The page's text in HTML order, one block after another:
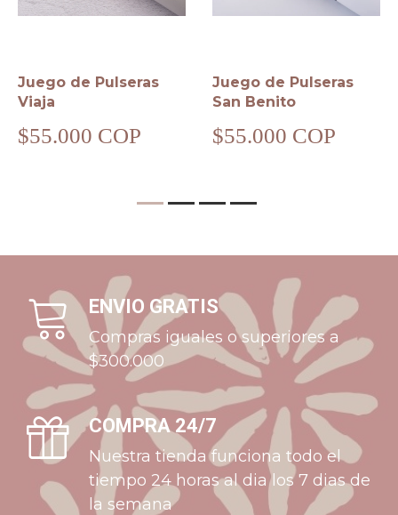
Juego de Pulseras
Viaja
$55.000 COP
Juego de Pulseras
San Benito
$55.000 COP
ENVIO GRATIS
Compras iguales o superiores a
$300.000
COMPRA 24/7
Nuestra tienda funciona todo el
tiempo 24 horas al dia los 7 dias de
la semana